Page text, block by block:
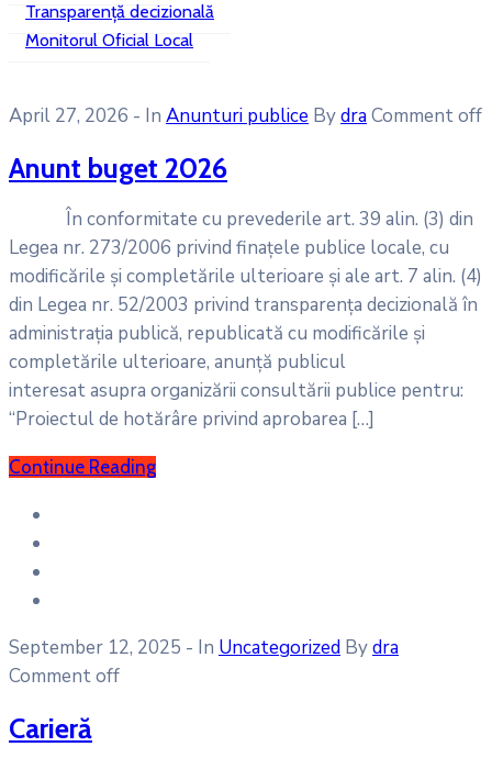
Transparență decizională
Monitorul Oficial Local
April 27, 2026 - In Anunturi publice BydraComment off
Anunt buget 2026
În conformitate cu prevederile art. 39 alin. (3) din
Legea nr. 273/2006 privind finațele publice locale, cu
modificările și completările ulterioare și ale art. 7 alin. (4)
din Legea nr. 52/2003 privind transparența decizională în
administrația publică, republicată cu modificările și
completările ulterioare, anunță publicul
interesat asupra organizării consultării publice pentru:
“Proiectul de hotărâre privind aprobarea […]
Continue Reading
September 12, 2025 - In Uncategorized Bydra
Comment off
Carieră